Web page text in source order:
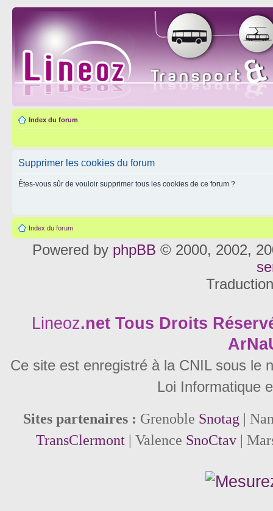
Index du forum
Supprimer les cookies du forum
Êtes-vous sûr de vouloir supprimer tous les cookies de ce forum ?
Index du forum
Powered by phpBB © 2000, 2002,
Lineoz.net Tous Droits
Ce site est enregistré à la CNIL sous le
Loi Informatique
Sites partenaires : Grenoble Snotag |
TransClermont| Valence SnoCtav|